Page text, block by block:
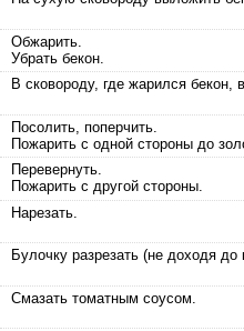
Обжарить.
Убрать бекон.
В сковороду, где жарился
Посолить, поперчить.
Пожарить с одной стороны до
Перевернуть.
Пожарить с другой стороны.
Нарезать.
Булочку разрезать (не доходя до
Смазать томатным соусом.